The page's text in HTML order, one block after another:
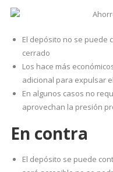
El depósito no se puede
cerrado
Los hace más
adicional para expulsar
En algunos casos no
aprovechan la presión
En contra
El depósito se puede